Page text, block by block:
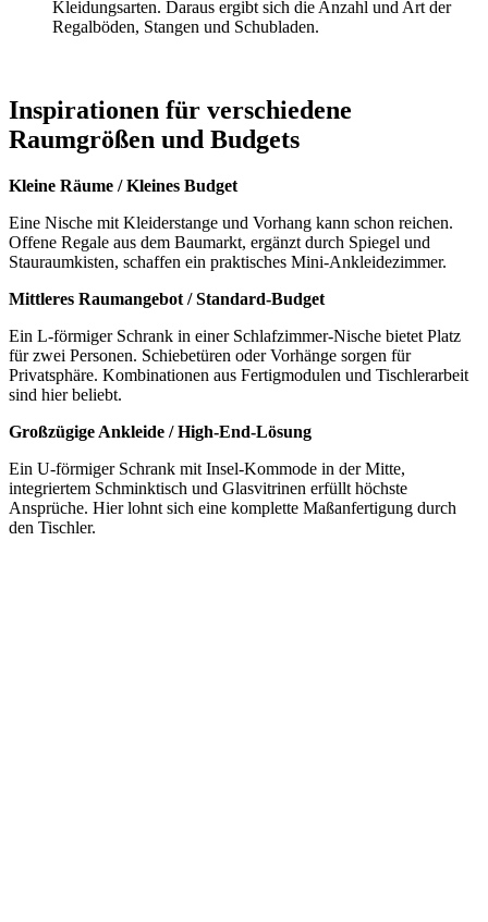
Kleidungsarten. Daraus ergibt sich die Anzahl und Art der
Regalböden, Stangen und Schubladen.
Inspirationen für verschiedene
Raumgrößen und Budgets
Kleine Räume / Kleines Budget
Eine Nische mit Kleiderstange und Vorhang kann schon reichen.
Offene Regale aus dem Baumarkt, ergänzt durch Spiegel und
Stauraumkisten, schaffen ein praktisches Mini-Ankleidezimmer.
Mittleres Raumangebot / Standard-Budget
Ein L-förmiger Schrank in einer Schlafzimmer-Nische bietet Platz
für zwei Personen. Schiebetüren oder Vorhänge sorgen für
Privatsphäre. Kombinationen aus Fertigmodulen und Tischlerarbeit
sind hier beliebt.
Großzügige Ankleide / High-End-Lösung
Ein U-förmiger Schrank mit Insel-Kommode in der Mitte,
integriertem Schminktisch und Glasvitrinen erfüllt höchste
Ansprüche. Hier lohnt sich eine komplette Maßanfertigung durch
den Tischler.